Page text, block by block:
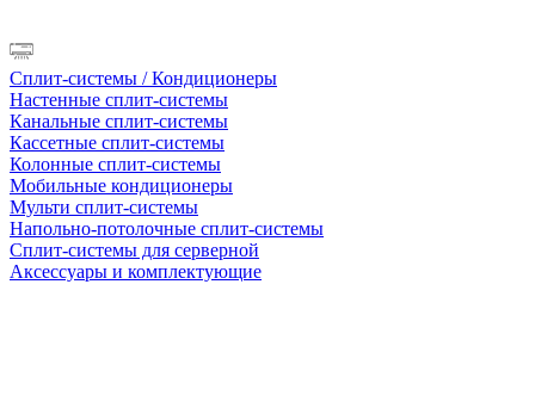
Сплит-системы / Кондиционеры
Настенные сплит-системы
Канальные сплит-системы
Кассетные сплит-системы
Колонные сплит-системы
Мобильные кондиционеры
Мульти сплит-системы
Напольно-потолочные сплит-системы
Сплит-системы для серверной
Аксессуары и комплектующие